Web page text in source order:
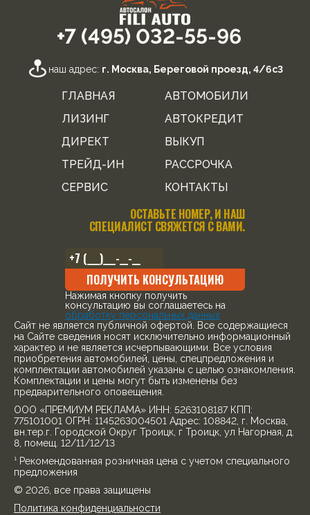
+7 (495) 032-55-96
наш адрес: г. Москва, Береговой проезд, 4/6с3
ГЛАВНАЯ
АВТОМОБИЛИ
ЛИЗИНГ
АВТОКРЕДИТ
ДИРЕКТ
ВЫКУП
ТРЕЙД-ИН
РАССРОЧКА
СЕРВИС
КОНТАКТЫ
ОСТАВЬТЕ НОМЕР, И НАШ
СПЕЦИАЛИСТ СВЯЖЕТСЯ С ВАМИ.
ПОЛУЧИТЬ КОНСУЛЬТАЦИЮ
Нажимая кнопку получить
консультацию вы соглашаетесь на
обработку персональных данных
Cайт не является публичной офертой. Все содержащиеся
на Сайте сведения носят исключительно информационный
характер и не является исчерпывающими. Все условия
приобретения автомобилей, цены, спецпредложения и
комплектации автомобилей указаны с целью ознакомления.
Комплектации и цены могут быть изменены без
предварительного оповещения.
ООО «ПРЕМИУМ РЕКЛАМА» ИНН: 5263108187 КПП:
775101001 ОГРН: 1145263004501 Адрес: 108842, г. Москва,
вн.тер.г. Городской Округ Троицк, г Троицк, ул Нагорная, д.
8, помещ. 12/11/12/13
¹ Рекомендованная розничная цена с учетом специального
предложения
© 2026, все права защищены
Политика конфиденциальности